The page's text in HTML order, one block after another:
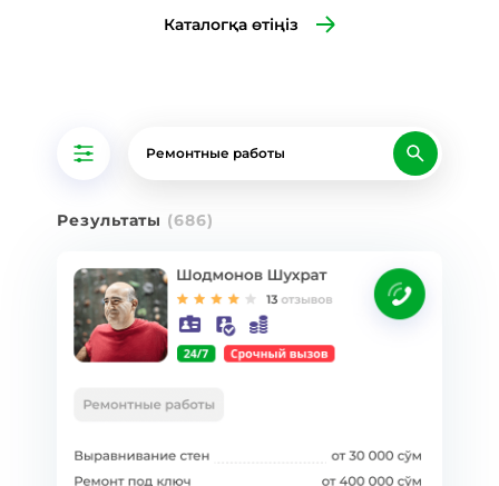
Каталогқа өтіңіз
Ремонтные работы
Результаты (686)